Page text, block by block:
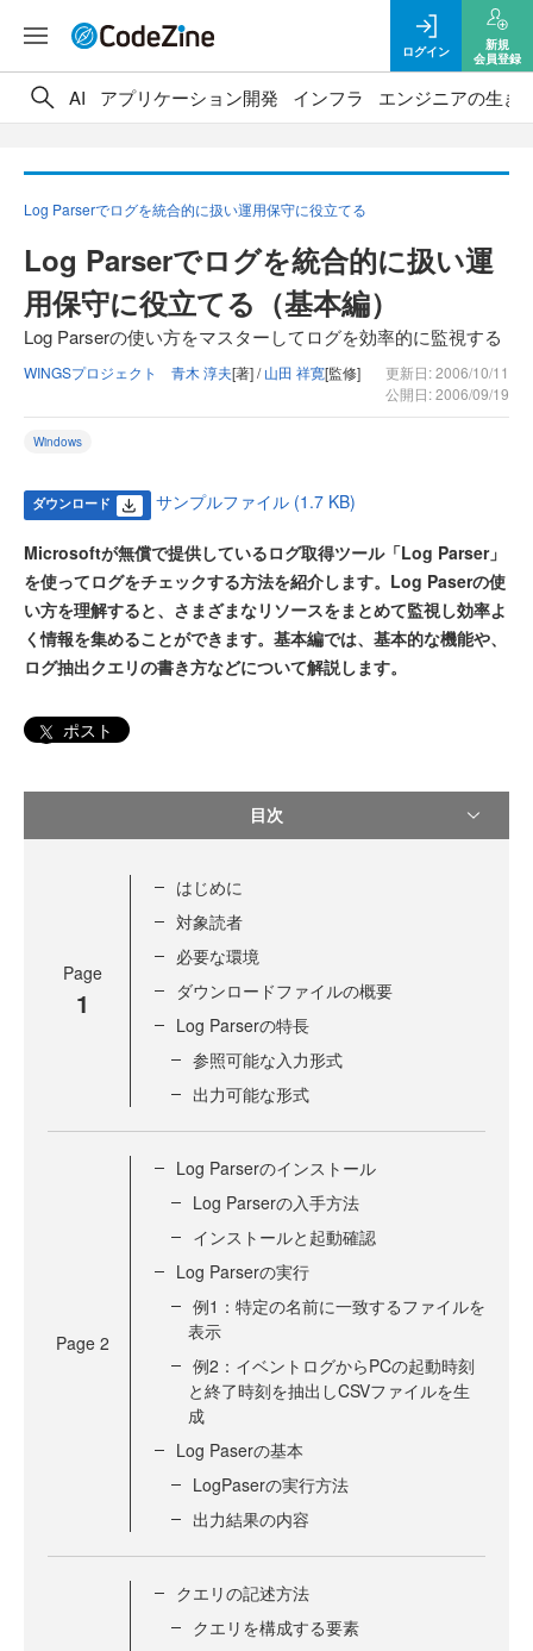
ログイン
新規
会員登録
AI アプリケーション開発 インフラ エンジニアの生き
Log Parserでログを統合的に扱い運用保守に役立てる
Log Parserでログを統合的に扱い運
用保守に役立てる（基本編）
Log Parserの使い方をマスターしてログを効率的に監視する
WINGSプロジェクト 青木 淳夫[著] /山田 祥寛[監修]
更新日: 2006/10/11
公開日: 2006/09/19
Windows
ダウンロード サンプルファイル (1.7 KB)
Microsoftが無償で提供しているログ取得ツール「Log Parser」
を使ってログをチェックする方法を紹介します。Log Paserの使
い方を理解すると、さまざまなリソースをまとめて監視し効率よ
く情報を集めることができます。基本編では、基本的な機能や、
ログ抽出クエリの書き方などについて解説します。
ポスト
目次
Page
1
はじめに
対象読者
必要な環境
ダウンロードファイルの概要
Log Parserの特長
参照可能な入力形式
出力可能な形式
Page 2
Log Parserのインストール
Log Parserの入手方法
インストールと起動確認
Log Parserの実行
例1：特定の名前に一致するファイルを
表示
例2：イベントログからPCの起動時刻
と終了時刻を抽出しCSVファイルを生
成
Log Paserの基本
LogPaserの実行方法
出力結果の内容
クエリの記述方法
クエリを構成する要素